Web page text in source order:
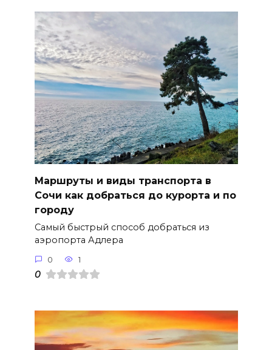
Маршруты и виды транспорта в
Сочи как добраться до курорта и по
городу
Самый быстрый способ добраться из
аэропорта Адлера
0 1
0